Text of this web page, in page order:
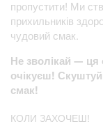
пропустити! Ми
прихильників
чудовий смак.
Не зволікай —
очікуєш! Скуштуй
смак!
КОЛИ ЗАХОЧЕШ!